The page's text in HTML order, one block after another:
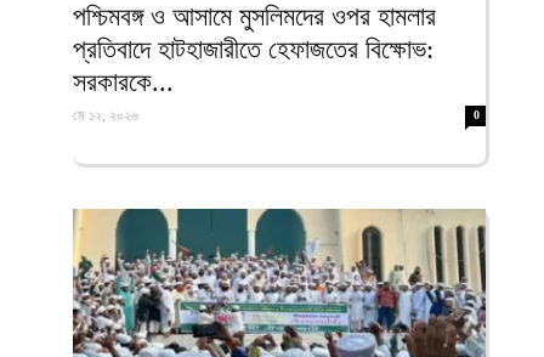
পশ্চিমবঙ্গ ও আসামে মুসলিমদের ওপর হামলার
প্রতিবাদে হাটহাজারীতে হেফাজতের বিক্ষোভ:
সরকারকে...
মে ১২, ২০২৬ 0